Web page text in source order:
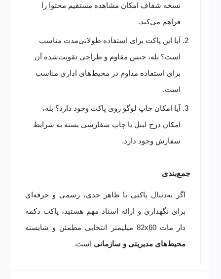
نسخه شفاف امکان مشاهده مستقیم محتوا را
فراهم می‌کند.
آیا این پاکت برای استفاده طولانی‌مدت مناسب
است؟ بله، جنس مقاوم و طراحی تقویت‌شده آن
برای استفاده مداوم در محیط‌های اداری مناسب
است.
آیا امکان چاپ لوگو روی پاکت وجود دارد؟ بله،
امکان درج لیبل یا چاپ سفارشی بسته به شرایط
سفارش وجود دارد.
جمع‌بندی
اگر به‌دنبال پاکتی با ظاهر جدی، رسمی و حرفه‌ای
برای نگهداری و ارائه اسناد مهم هستید، پاکت دکمه
دار مات 82x60 میلیمتر انتخابی مطمئن و شایسته
محیط‌های مدیریتی و سازمانی است.